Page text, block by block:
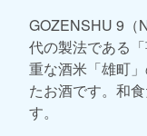
GOZENSHU 9（
代の製法である
重な酒米「雄町
たお酒です。和
す。